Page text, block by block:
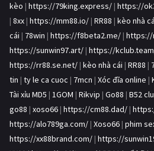
kèo | https://79king.express/ | https://
| 8xx | https://mm88.io/ | RR88 | kèo nhà
cái | 78win | https://f8beta2.me/ | https://
https://sunwin97.art/ | https://
https://rr88.se.net/ | kèo nhà cái | RR88 |
tin | ty le ca cuoc | 7mcn | Xóc đĩa online |
Tài xỉu MD5 | 1GOM | Rikvip | Go88 | B52
go88 | xoso66 | https://cm88.dad/ |
https://alo789ga.com/ | Xoso66 | phim
https://xx88brand.com/ | https://